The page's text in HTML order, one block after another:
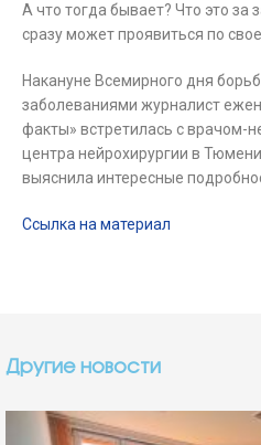
А что тогда бывает? Что это за
сразу может проявиться по
Накануне Всемирного дня
заболеваниями журналист
факты» встретилась с врачом-
центра нейрохирургии в
выяснила интересные
Ссылка на материал
Другие новости